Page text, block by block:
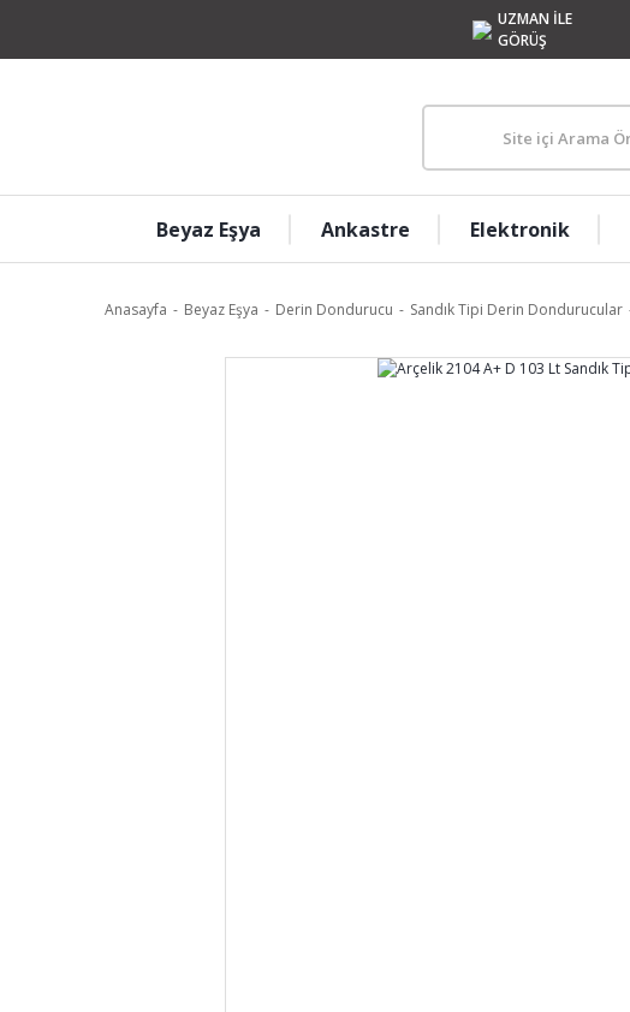
UZMAN İLE
GÖRÜŞ
Beyaz Eşya Ankastre Elektronik
Anasayfa Beyaz Eşya Derin Dondurucu Sandık Tipi Derin Dondurucular